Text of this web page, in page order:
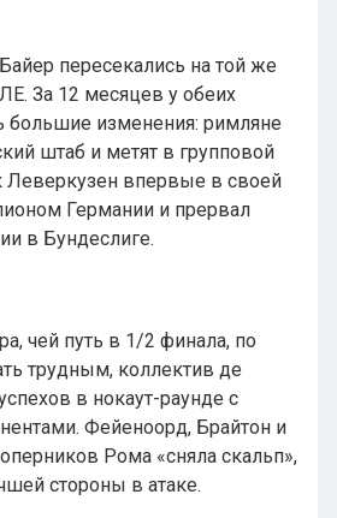
пересекались на той же
За 12 месяцев у обеих
большие изменения: римляне
штаб и метят в групповой
Леверкузен впервые в своей
Германии и прервал
в Бундеслиге.
чей путь в 1/2 финала, по
трудным, коллектив де
в нокаут-раунде с
Фейеноорд, Брайтон и
Рома «сняла скальп»,
стороны в атаке.